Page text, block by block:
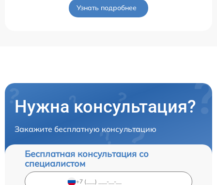
Узнать подробнее
Нужна консультация?
Закажите бесплатную консультацию
Бесплатная консультация со
специалистом